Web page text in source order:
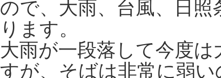
ので、大雨、台風、日
ります。
大雨が一段落して今度
すが、そばは非常に弱